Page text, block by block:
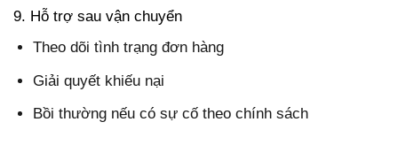
9. Hỗ trợ sau vận chuyển
Theo dõi tình trạng đơn hàng
Giải quyết khiếu nại
Bồi thường nếu có sự cố theo chính sách